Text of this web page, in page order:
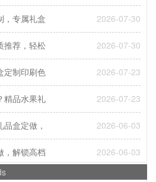
装盒定制材质厚度选择 承重与
包装盒定制的厚度选择，核心是
装盒定制常见破损问题 提前规
，专属礼盒 2026-07-30
推荐，轻松 2026-07-30
定制印刷色 2026-07-23
精品水果礼 2026-07-23
盒定做， 2026-06-03
，解锁高档
2026-06-03